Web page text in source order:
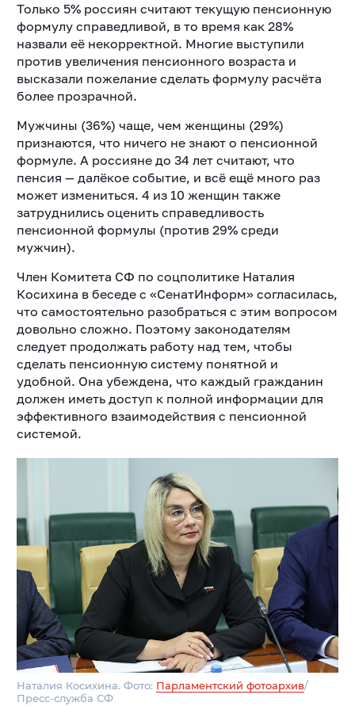
Только 5% россиян считают текущую пенсионную
формулу справедливой, в то время как 28%
назвали её некорректной. Многие выступили
против увеличения пенсионного возраста и
высказали пожелание сделать формулу расчёта
более прозрачной.
Мужчины (36%) чаще, чем женщины (29%)
признаются, что ничего не знают о пенсионной
формуле. А россияне до 34 лет считают, что
пенсия — далёкое событие, и всё ещё много раз
может измениться. 4 из 10 женщин также
затруднились оценить справедливость
пенсионной формулы (против 29% среди
мужчин).
Член Комитета СФ по соцполитике Наталия
Косихина в беседе с «СенатИнформ» согласилась,
что самостоятельно разобраться с этим вопросом
довольно сложно. Поэтому законодателям
следует продолжать работу над тем, чтобы
сделать пенсионную систему понятной и
удобной. Она убеждена, что каждый гражданин
должен иметь доступ к полной информации для
эффективного взаимодействия с пенсионной
системой.
Наталия Косихина. Фото: Парламентский фотоархив/
Пресс-служба СФ